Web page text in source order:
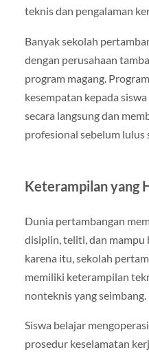
teknis dan pengalaman
Banyak sekolah
dengan perusahaan
program magang.
kesempatan kepada
secara langsung dan
profesional sebelum lulus
Keterampilan yang
Dunia pertambangan
disiplin, teliti, dan mampu
karena itu, sekolah
memiliki keterampilan
nonteknis yang seimbang.
Siswa belajar
prosedur keselamatan